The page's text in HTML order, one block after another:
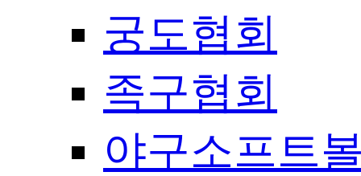
궁도협회
족구협회
야구소프트